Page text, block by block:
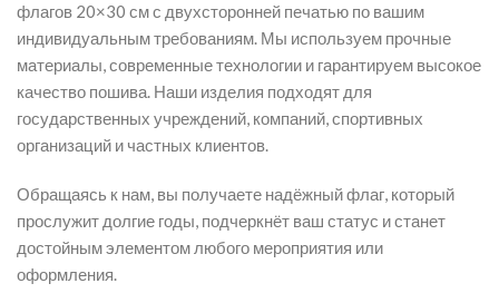
флагов 20×30 см с двухсторонней печатью по вашим
индивидуальным требованиям. Мы используем прочные
материалы, современные технологии и гарантируем высокое
качество пошива. Наши изделия подходят для
государственных учреждений, компаний, спортивных
организаций и частных клиентов.
Обращаясь к нам, вы получаете надёжный флаг, который
прослужит долгие годы, подчеркнёт ваш статус и станет
достойным элементом любого мероприятия или
оформления.